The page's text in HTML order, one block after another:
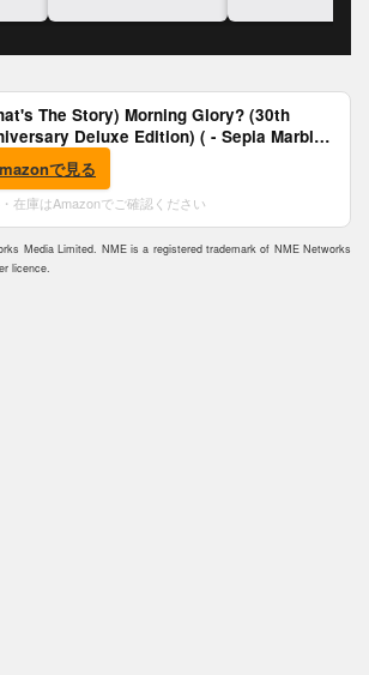
The Story) Morning Glory? (30th
Deluxe Edition) ( - Sepia Marble
[Analog]
で見る
在庫はAmazonでご確認ください
Media Limited. NME is a registered trademark of NME Networks
licence.